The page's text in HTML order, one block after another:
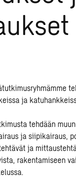
ja
tehdään
ja siipikairaus,
ja
rakentamiseen